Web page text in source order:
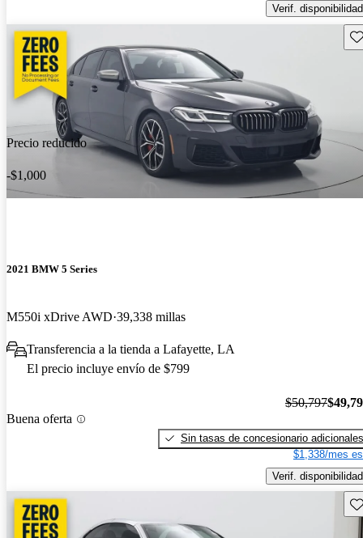
Verif. disponibilidad
Precio reducido
-$1,000
2021 BMW 5 Series
M550i xDrive AWD 39,338 millas
Transferencia a la tienda a Lafayette, LA
El precio incluye envío de $799
Buena oferta
$50,797
Sin tasas de concesionario adicionales
$1,338/mes
Verif. disponibilidad